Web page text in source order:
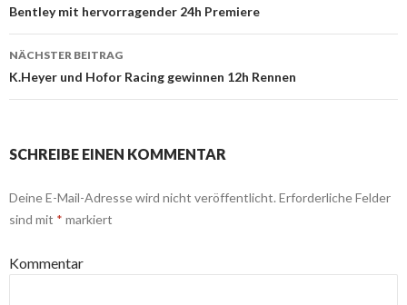
Beitrags-
Navigation
Bentley mit hervorragender 24h Premiere
NÄCHSTER BEITRAG
K.Heyer und Hofor Racing gewinnen 12h Rennen
SCHREIBE EINEN KOMMENTAR
Deine E-Mail-Adresse wird nicht veröffentlicht. Erforderliche Felder
sind mit * markiert
Kommentar